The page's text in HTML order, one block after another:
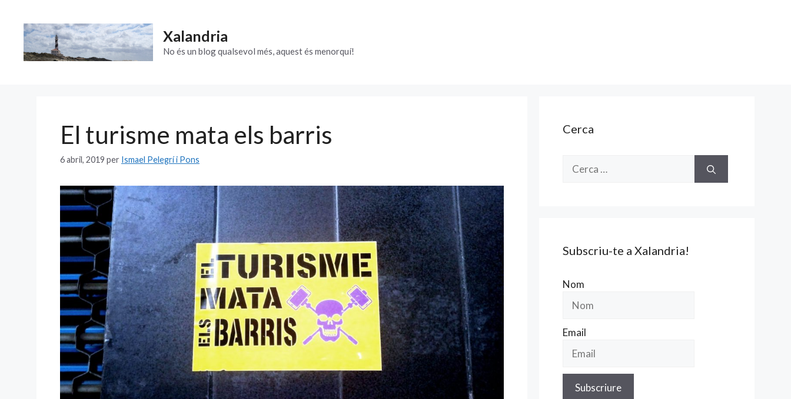
contingut
Xalandria
No és un blog qualsevol més, aquest és menorquí!
El turisme mata els barris
6 abril, 2019 per Ismael Pelegrí i Pons
Cerca
Subscriu-te a Xalandria!
Nom
Email